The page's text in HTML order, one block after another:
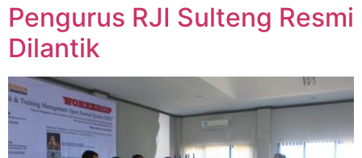
Pengurus RJI Sulteng Resmi
Dilantik